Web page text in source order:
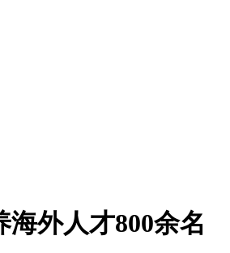
外人才800余名